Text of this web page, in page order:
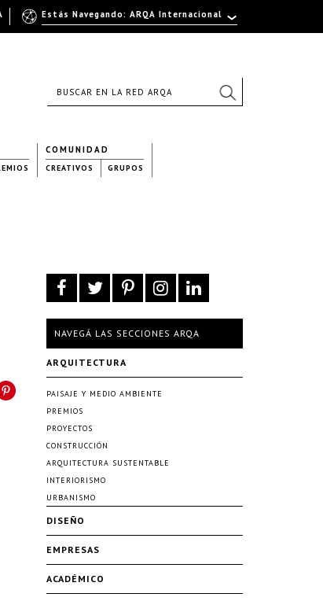
COMUNIDAD
CREATIVOS GRUPOS
NAVEGÁ LAS SECCIONES ARQA
ARQUITECTURA
PAISAJE Y MEDIO AMBIENTE
PREMIOS
PROYECTOS
CONSTRUCCIÓN
ARQUITECTURA SUSTENTABLE
INTERIORISMO
URBANISMO
DISEÑO
EMPRESAS
ACADÉMICO
Estás Navegando: ARQA Internacional